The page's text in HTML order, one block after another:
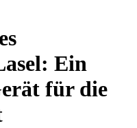
Ein
für die